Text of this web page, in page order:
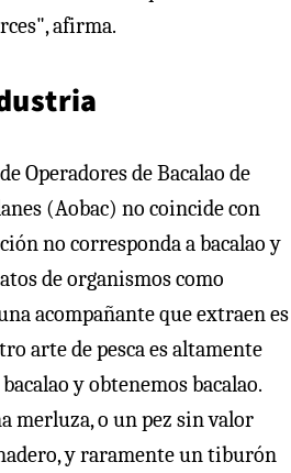
afirma.
Operadores de Bacalao de
(Aobac) no coincide con
no corresponda a bacalao y
de organismos como
acompañante que extraen es
arte de pesca es altamente
y obtenemos bacalao.
merluza, o un pez sin valor
y raramente un tiburón